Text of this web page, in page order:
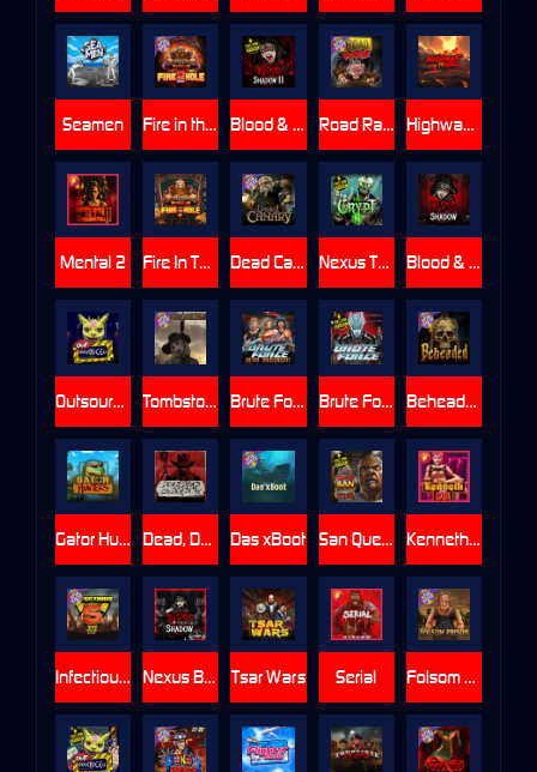
Nexus Blood & Shadow
Seamen
Dead, Dead, or Deader
Highway to Hell
Tsar Wars
Brute Force
Mental 2
San Quentin 2: Death Row
Blood & Shadow
Blood & Shadow 2
Outsourced Beheaded
Brute Force: Alien Onslaught
Nexus The Crypt
Gator Hunters Kenneth Must Die
Tombstone RIP
Fire in the Hole 2
Fire In The Hole xBomb
Folsom Prison
Das xBoot
Road Rage
Serial
Infectious 5 xWays
Dead Canary